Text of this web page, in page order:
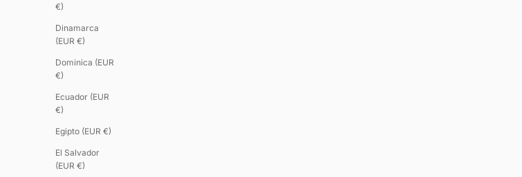
€)
Dinamarca
(EUR €)
Dominica (EUR
€)
Ecuador (EUR
€)
Egipto (EUR €)
El Salvador
(EUR €)